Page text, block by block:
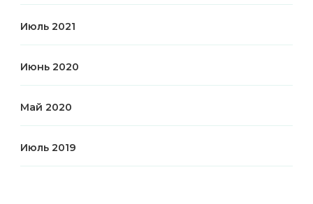
Июль 2021
Июнь 2020
Май 2020
Июль 2019